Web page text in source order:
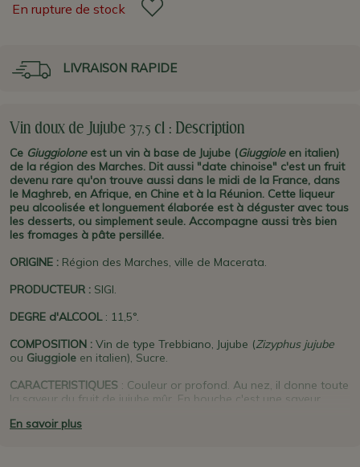
En rupture de stock
LIVRAISON RAPIDE
Vin doux de Jujube 37,5 cl : Description
Ce Giuggioloneest un vin à base de Jujube (Giuggioleen italien)
de la région des Marches. Dit aussi "date chinoise" c'est un fruit
devenu rare qu'on trouve aussi dans le midi de la France, dans
le Maghreb, en Afrique, en Chine et à la Réunion. Cette liqueur
peu alcoolisée et longuement élaborée est à déguster avec tous
les desserts, ou simplement seule. Accompagne aussi très bien
les fromages à pâte persillée.
ORIGINE : Région des Marches, ville de Macerata.
PRODUCTEUR : SIGI.
DEGRE d'ALCOOL: 11,5°.
COMPOSITION : Vin de type Trebbiano, Jujube (Zizyphus jujube
ou Giuggiole en italien), Sucre.
CARACTERISTIQUES : Couleur or profond. Au nez, il donne toute
la saveur du fruit de jujube mûr. En bouche c'est une saveur
persistance. C'est un nectar parfaitement équilibré entre fruité et
En savoir plus